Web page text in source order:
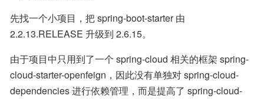
先找一个小项目，把 spring-boot-starter 由
2.2.13.RELEASE 升级到 2.6.15。
由于项目中只用到了一个 spring-cloud 相关的框架 spring-
cloud-starter-openfeign，因此没有单独对 spring-cloud-
dependencies 进行依赖管理，而是提高了 spring-cloud-